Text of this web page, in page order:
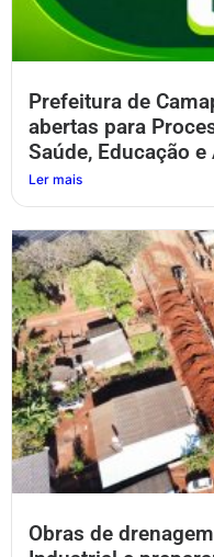
Prefeitura de
abertas para
Saúde, Educação e
Ler mais
Obras de